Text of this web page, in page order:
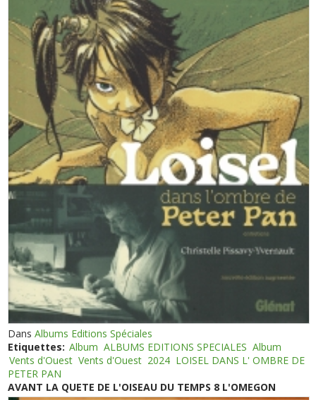
DansAlbums Editions Spéciales
Etiquettes: Album ALBUMS EDITIONS SPECIALES Album
Vents d'Ouest Vents d'Ouest 2024 LOISEL DANS L' OMBRE DE
PETER PAN
AVANT LA QUETE DE L'OISEAU DU TEMPS 8 L'OMEGON